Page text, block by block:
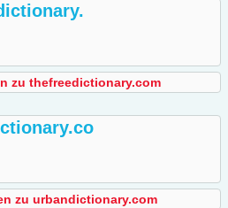
zu thefreedictionary.com
zu urbandictionary.com